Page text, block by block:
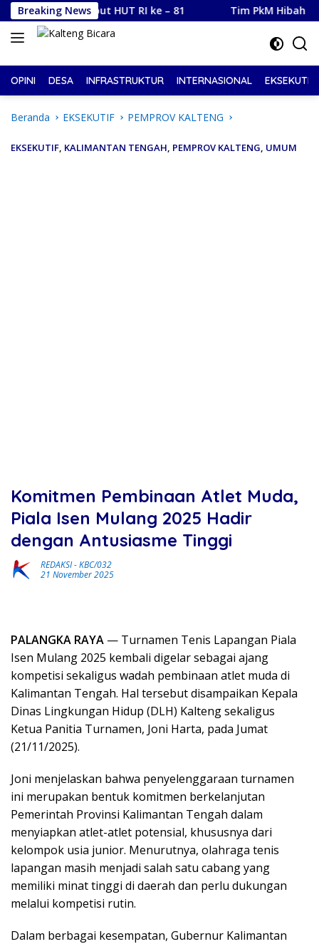
Langsung
ke
konten
Breaking News
Sambut HUT RI ke – 81 Tim PkM Hibah BIMA
OPINI DESA INFRASTRUKTUR INTERNASIONAL EKSEKUTIF
Beranda EKSEKUTIF PEMPROV KALTENG
EKSEKUTIF, KALIMANTAN TENGAH, PEMPROV KALTENG, UMUM
Komitmen Pembinaan Atlet Muda,
Piala Isen Mulang 2025 Hadir
dengan Antusiasme Tinggi
REDAKSI-KBC/032
21 November 2025
PALANGKA RAYA — Turnamen Tenis Lapangan Piala
Isen Mulang 2025 kembali digelar sebagai ajang
kompetisi sekaligus wadah pembinaan atlet muda di
Kalimantan Tengah. Hal tersebut disampaikan Kepala
Dinas Lingkungan Hidup (DLH) Kalteng sekaligus
Ketua Panitia Turnamen, Joni Harta, pada Jumat
(21/11/2025).
Joni menjelaskan bahwa penyelenggaraan turnamen
ini merupakan bentuk komitmen berkelanjutan
Pemerintah Provinsi Kalimantan Tengah dalam
menyiapkan atlet-atlet potensial, khususnya dari
kelompok usia junior. Menurutnya, olahraga tenis
lapangan masih menjadi salah satu cabang yang
memiliki minat tinggi di daerah dan perlu dukungan
melalui kompetisi rutin.
Dalam berbagai kesempatan, Gubernur Kalimantan